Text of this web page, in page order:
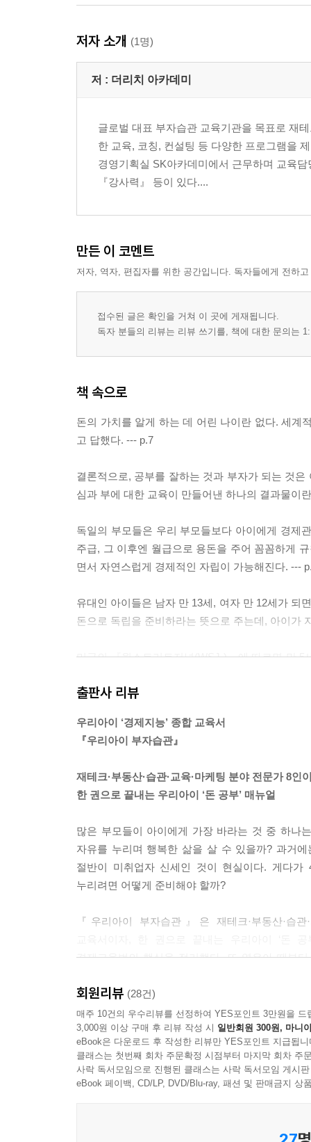
5장 우리아이, 더 큰 부자로 키워내기
-자녀도 이해하는 자본주의를 가르쳐라
100년 전, 200년 전, 그리고 현재 | 일상에서 배우
-일상에서 협상을 경험하게 하라
협상은 사소한 것부터 | 아이의 협상력 키우는 법
-기업가 정신을 통해 더 크게 키워내라
기업가 정신이란? | 성공에는 합당한 이유가 있다 |
-부자들의 행복한 나눔 습관, 기부
행복한 부자들의 기부 | 기부가 어떻게 부와 행복을
저자 소개 (1명)
저 : 더리치 아카데미
글로벌 대표 부자습관 교육기관을 목표로 재
한 교육, 코칭, 컨설팅 등 다양한 프로그램을
경영기획실 SK아카데미에서 근무하며 교육
『강사력』 등이 있다....
만든 이 코멘트
저자, 역자, 편집자를 위한 공간입니다. 독자들에게 전하
접수된 글은 확인을 거쳐 이 곳에 게재됩니다.
독자 분들의 리뷰는 리뷰 쓰기를, 책에 대한 문의는
책 속으로
돈의 가치를 알게 하는 데 어린 나이란 없다. 세계
고 답했다. --- p.7
결론적으로, 공부를 잘하는 것과 부자가 되는 것
심과 부에 대한 교육이 만들어낸 하나의 결과물이
독일의 부모들은 우리 부모들보다 아이에게 경제
주급, 그 이후엔 월급으로 용돈을 주어 꼼꼼하게
면서 자연스럽게 경제적인 자립이 가능해진다. ---
유대인 아이들은 남자 만 13세, 여자 만 12세가 되
돈으로 독립을 준비하라는 뜻으로 주는데, 아이가
미국의 『월스트리트저널(WSJ )』에 따르면 만
제부터가 좋을까? --- p.94
마티 로스만 미네소타대학 명예교수가 2002년에
다. 하버드 의대의 조지 베일런트 교수가 11세에
보통 초등학교 1학년부터는 용돈을 주는 것이 좋
다. --- p.121
아이의 책상 위에 투자, 저축, 소비, 기부 저금통을
투자, 30%는 저축, 30%는 소비, 10%는 기부를 하
용돈을 처음 줄 때는 간격이 일주일을 넘지 않는
어릴 때부터 용돈기입장을 기록하는 습관을 들여
만들 수 있다. --- p.127
돈에 대한 청사진을 어떤 식으로 계획할지는 어린
을 때 돈과 부, 부자에 관해 어떤 경험을 했는가에
출판사 리뷰
우리아이 ‘경제지능’ 종합 교육서
『우리아이 부자습관』
재테크·부동산·습관·교육·마케팅 분야 전문가 8인
한 권으로 끝내는 우리아이 ‘돈 공부’ 매뉴얼
많은 부모들이 아이에게 가장 바라는 것 중 하나
자유를 누리며 행복한 삶을 살 수 있을까? 과거
절반이 미취업자 신세인 것이 현실이다. 게다
누리려면 어떻게 준비해야 할까?
『우리아이 부자습관』은 재테크·부동산·습
경제교육법의 핵심을 정리했다. 또 영유아 때부
지금부터이다!
재테크·부동산·습관·자녀교육·마케팅 분야 전문가
세계의 자녀 경제교육법
유대인은 걸음마를 하기 전부터 동전을 쥐어주며
이후엔 월급으로 용돈을 주는 등 꼼꼼하게 규칙
회원리뷰 (28건)
매주 10건의 우수리뷰를 선정하여 YES포인트 3만원을 드
3,000원 이상 구매 후 리뷰 작성 시 일반회원 300원, 마니
eBook은 다운로드 후 작성한 리뷰만 YES포인트 지급됩니
클래스는 첫번째 회차 주문확정 시점부터 마지막 회차 주
사락 독서모임으로 진행된 클래스는 사락 독서모임 게시
eBook 페이백, CD/LP, DVD/Blu-ray, 패션 및 판매금지 상